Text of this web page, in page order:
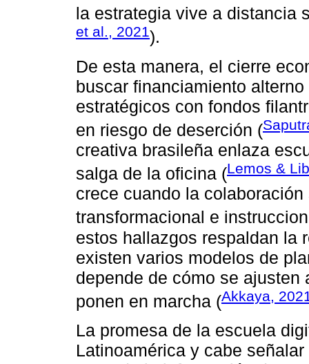
la estrategia vive a distancia
et al., 2021).
De esta manera, el cierre
buscar financiamiento
estratégicos con fondos
en riesgo de deserción (
creativa brasileña enlaza
salga de la oficina (Lemos &
crece cuando la
transformacional e
estos hallazgos respaldan la
existen varios modelos de
depende de cómo se
ponen en marcha (Akkaya,
La promesa de la escuela
Latinoamérica y cabe